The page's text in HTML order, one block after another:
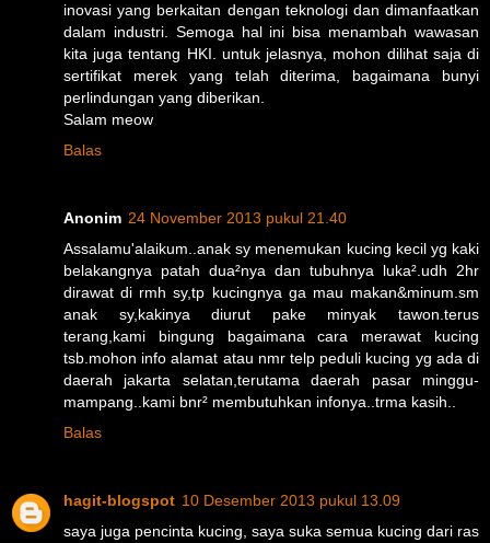
inovasi yang berkaitan dengan teknologi dan dimanfaatkan
dalam industri. Semoga hal ini bisa menambah wawasan
kita juga tentang HKI. untuk jelasnya, mohon dilihat saja di
sertifikat merek yang telah diterima, bagaimana bunyi
perlindungan yang diberikan.
Salam meow
Balas
Anonim 24 November 2013 pukul 21.40
Assalamu'alaikum..anak sy menemukan kucing kecil yg kaki
belakangnya patah dua²nya dan tubuhnya luka².udh 2hr
dirawat di rmh sy,tp kucingnya ga mau makan&minum.sm
anak sy,kakinya diurut pake minyak tawon.terus
terang,kami bingung bagaimana cara merawat kucing
tsb.mohon info alamat atau nmr telp peduli kucing yg ada di
daerah jakarta selatan,terutama daerah pasar minggu-
mampang..kami bnr² membutuhkan infonya..trma kasih..
Balas
hagit-blogspot 10 Desember 2013 pukul 13.09
saya juga pencinta kucing, saya suka semua kucing dari ras